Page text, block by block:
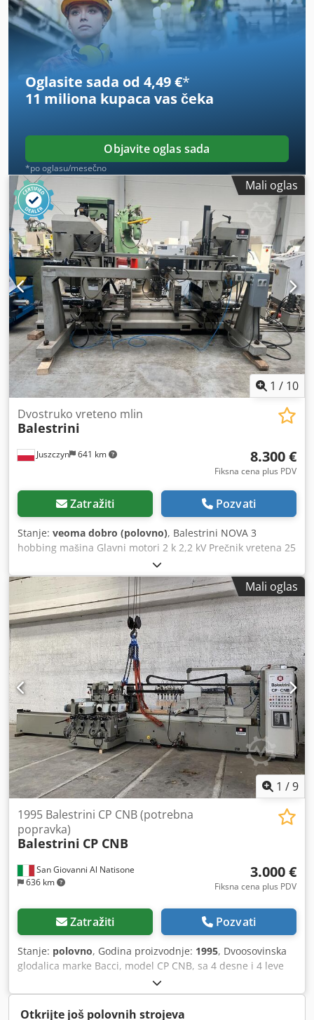
Oglasite sada od 4,49 €*
11 miliona kupaca vas čeka
Objavite oglas sada
*po oglasu/mesečno
Mali oglas
1 / 10
Juszczyn 641 km
Dvostruko vreteno mlin
Balestrini
8.300 €
Fiksna cena plus PDV
Zatražiti Pozvati
Stanje: veoma dobro (polovno), Balestrini NOVA 3
hobbing mašina Glavni motori 2 k 2,2 kV Prečnik vretena 25
mm Dužina vretena 70 mm Prečnik priključka 2 k 100 mm
Automatski utovar materijala i damping Dužina elemenata
min / mak 199.5 mm / 2030 mm Debljina elementa 100 mm
širina 90 mm Dedpfx Asvkcfrsanjck
Mali oglas
1 /9
San Giovanni Al Natisone
636 km
1995 Balestrini CP CNB (potrebna
popravka)
Balestrini CP CNB
3.000 €
Fiksna cena plus PDV
Zatražiti Pozvati
Stanje: polovno, Godina proizvodnje: 1995, Dvoosovinska
glodalica marke Bacci, model CP CNB, sa 4 desne i 4 leve
grupe (2 za glodanje i 2 za brušenje) Dsdpozcpxyefx
Aanock
Otkrijte još polovnih strojeva